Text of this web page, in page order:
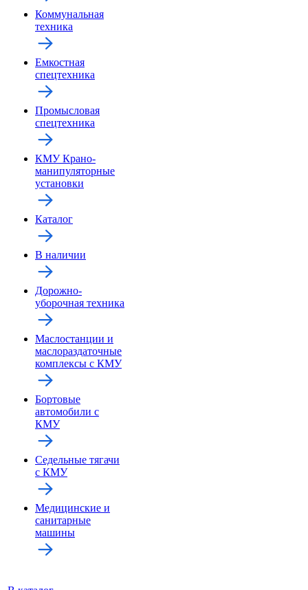
Коммунальная
техника
Емкостная
спецтехника
Промысловая
спецтехника
КМУ Крано-
манипуляторные
установки
Каталог
В наличии
Дорожно-
уборочная техника
Маслостанции и
маслораздаточные
комплексы с КМУ
Бортовые
автомобили с
КМУ
Седельные тягачи
с КМУ
Медицинские и
санитарные
машины